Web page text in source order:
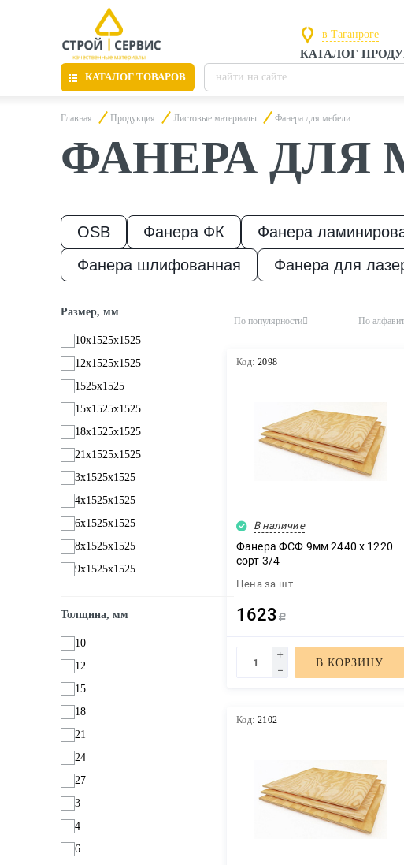
КАТАЛОГ
в Таганроге
в Ростове-на-
КАТАЛОГ ТОВАРОВ
Листовые материалы
Утепление
Материалы для отделки
Пиломатериалы
Декор
Изоляция
Продукция из дерева
Главная Продукция Листовые материалы Фанера для мебели
ФАНЕРА ДЛЯ
OSB Фанера ФК Фанера
Фанера шлифованная
Фанера для
Размер, мм
10х1525х1525
12х1525х1525
1525х1525
15х1525х1525
18х1525х1525
21х1525х1525
3х1525х1525
4х1525х1525
6х1525х1525
8х1525х1525
9х1525х1525
Толщина, мм
10
12
15
18
21
24
27
3
4
6
По популярности По
Код: 2098
В наличие
Фанера ФСФ 9мм 2440 х 1220
сорт 3/4
Цена за шт
1623 Р
В КОРЗИНУ
Код: 2102